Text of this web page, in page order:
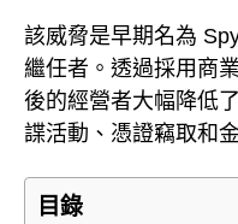
該威脅是早期名為
繼任者。透過採用商
後的經營者大幅降低
諜活動、憑證竊取和
目錄